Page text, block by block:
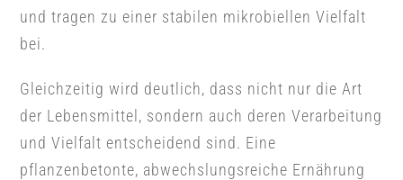
und tragen zu einer stabilen mikrobiellen Vielfalt
bei.
Gleichzeitig wird deutlich, dass nicht nur die Art
der Lebensmittel, sondern auch deren Verarbeitung
und Vielfalt entscheidend sind. Eine
pflanzenbetonte, abwechslungsreiche Ernährung